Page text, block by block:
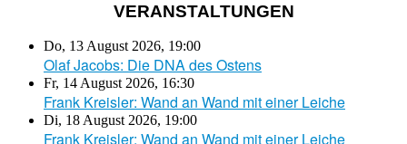
VERANSTALTUNGEN
Do, 13 August 2026, 19:00
Olaf Jacobs: Die DNA des Ostens
Fr, 14 August 2026, 16:30
Frank Kreisler: Wand an Wand mit einer Leiche
Di, 18 August 2026, 19:00
Frank Kreisler: Wand an Wand mit einer Leiche